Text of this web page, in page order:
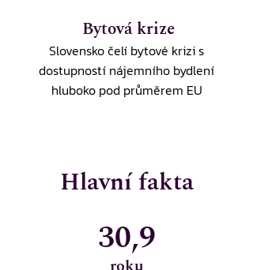
Bytová krize
Slovensko čelí bytové krizi s
dostupností nájemního bydlení
hluboko pod průměrem EU
Hlavní fakta
30,9